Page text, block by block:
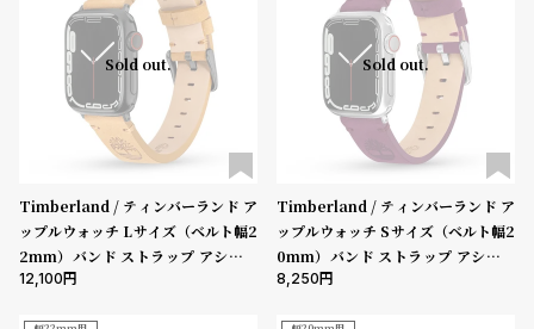
あ
る
質
問
い
合
わ
せ
Sold out.
Timberland / ティンバーランド ア
ップルウォッチ Lサイズ（ベルト幅2
2mm）バンド ストラップ アシュビ
ーLサイズ ウィートレザー ガン ［対
12,100
Sold out.
Timberland / ティンバーランド ア
ップルウォッチ Sサイズ（ベルト幅2
0mm）バンド ストラップ アシュビ
ーSサイズ パープルレザー ［対応ケ
8,250